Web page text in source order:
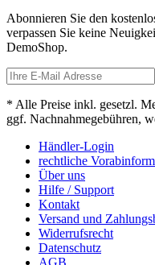
Abonnieren Sie den
verpassen Sie keine
DemoShop.
* Alle Preise inkl. gesetzl.
ggf. Nachnahmegebühren,
Händler-Login
rechtliche
Über uns
Hilfe / Support
Kontakt
Versand und
Widerrufsrecht
Datenschutz
AGB